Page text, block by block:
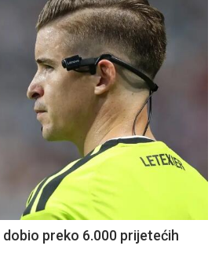
preko 6.000 prijetećih